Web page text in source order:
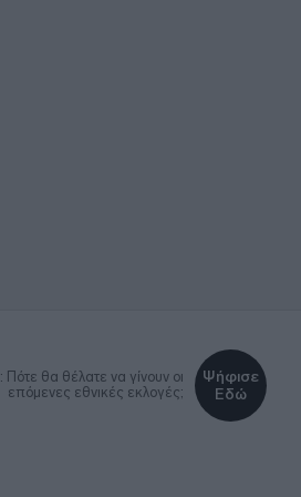
Πότε θα θέλατε να γίνουν οι
επόμενες εθνικές εκλογές;
Ψήφισε
Εδώ